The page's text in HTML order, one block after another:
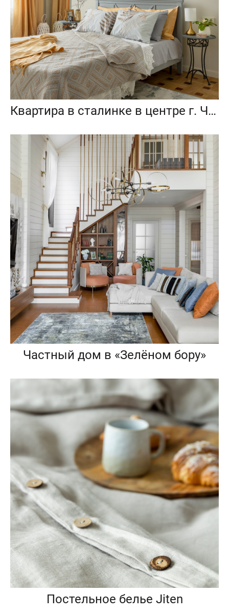
Квартира в сталинке в центре г. Чебоксары
Частный дом в «Зелёном бору»
Постельное белье Jiten